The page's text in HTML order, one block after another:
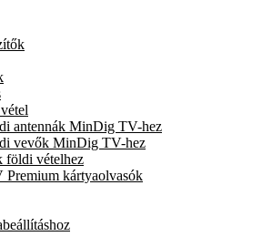
antennák MinDig TV-hez
vevők MinDig TV-hez
földi vételhez
kártyaolvasók